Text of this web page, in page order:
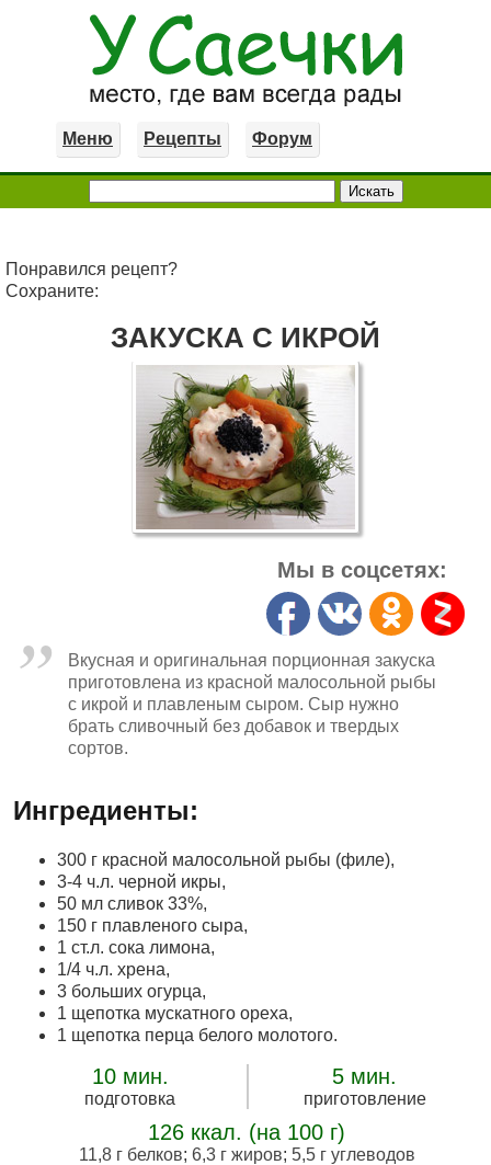
Меню Рецепты Форум
Понравился рецепт?
Сохраните:
ЗАКУСКА С ИКРОЙ
Мы в соцсетях:
Вкусная и оригинальная порционная закуска
приготовлена из красной малосольной рыбы
с икрой и плавленым сыром. Сыр нужно
брать сливочный без добавок и твердых
сортов.
Ингредиенты:
300 г красной малосольной рыбы (филе),
3-4 ч.л. черной икры,
50 мл сливок 33%,
150 г плавленого сыра,
1 ст.л. сока лимона,
1/4 ч.л. хрена,
3 больших огурца,
1 щепотка мускатного ореха,
1 щепотка перца белого молотого.
10 мин.
подготовка
5 мин.
приготовление
126 ккал. (на 100 г)
11,8 г белков; 6,3 г жиров; 5,5 г углеводов